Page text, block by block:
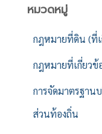
หมวดหมู่
กฎหมายที่ดิน (ที่
กฎหมายที่เกี่ยว
การจัดมาตรฐาน
ส่วนท้องถิ่น